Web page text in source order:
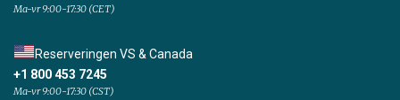
Ma-vr 9:00-17:30 (CET)
Reserveringen VS & Canada
+1 800 453 7245
Ma-vr 9:00-17:30 (CST)